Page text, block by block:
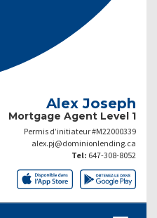
Alex Joseph
Mortgage Agent Level 1
Permis d’initiateur #M22000339
alex.pj@dominionlending.ca
Tel: 647-308-8052